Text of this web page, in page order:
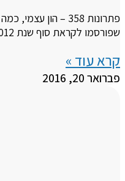
פתרונות 358 – הון
שפורסמו לקראת סוף שנת 2012 קובעות כי "רוכש דירה
קרא עוד »
פברואר 20, 2016